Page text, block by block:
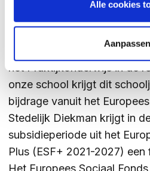
Alle cookies
Aanpassen
De gemeente Enschede
leerlingen uit het
het Praktijkonderwijs in de
onze school krijgt dit
bijdrage vanuit het
Stedelijk Diekman krijgt in
subsidieperiode uit het
Plus (ESF+ 2021-2027)